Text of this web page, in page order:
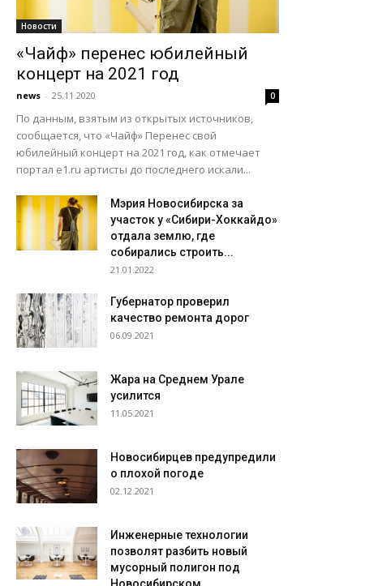
Новости
«Чайф» перенес юбилейный
концерт на 2021 год
news - 25.11.2020 0
По данным, взятым из открытых источников,
сообщается, что «Чайф» Перенес свой
юбилейный концерт на 2021 год, как отмечает
портал e1.ru артисты до последнего искали...
Мэрия Новосибирска за
участок у «Сибири-Хоккайдо»
отдала землю, где
собирались строить...
21.01.2022
Губернатор проверил
качество ремонта дорог
06.09.2021
Жара на Среднем Урале
усилится
11.05.2021
Новосибирцев предупредили
о плохой погоде
02.12.2021
Инженерные технологии
позволят разбить новый
мусорный полигон под